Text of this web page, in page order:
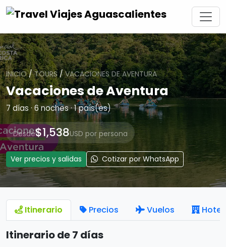
INICIO/TOURS/VACACIONES DE AVENTURA
Vacaciones de Aventura
7 días · 6 noches · 1 país(es)
Desde$1,538USD por persona
Ver precios y salidas Cotizar por WhatsApp
Itinerario Precios Vuelos
Itinerario de 7 días